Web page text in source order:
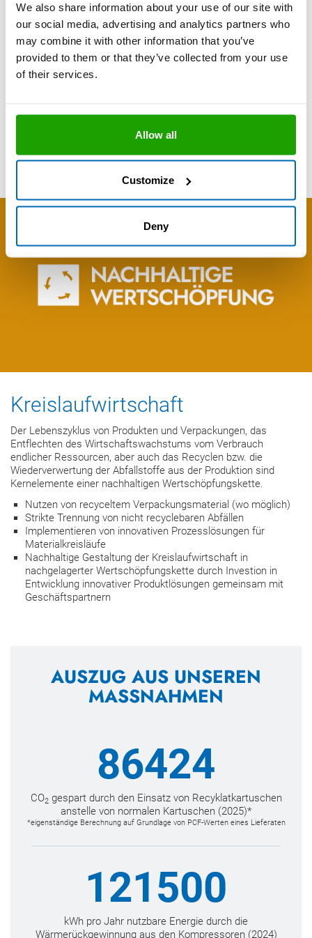
We also share information about your use of our site with
our social media, advertising and analytics partners who
may combine it with other information that you’ve
provided to them or that they’ve collected from your use
of their services.
Allow all
Customize
Deny
Entwicklung von Kunden-Lösungen für besondere
Aufgabenstellungen mit einer breiten Palette an
Spezialprodukten
Implementierung von nachhaltigen Entwicklungs- und
Produktionsprozessen sowie an Produkten
mit hohem Nachhaltigkeitsgrad
die Verarbeiter gewährleisten zu können
OTTO Produkte erfüllen hohen Anforderungen an den
Anwender, Händler, sowie an die (Wohn)-Gesundheit der
Kreislaufwirtschaft
Der Lebenszyklus von Produkten und Verpackungen, das
Entflechten des Wirtschaftswachstums vom Verbrauch
endlicher Ressourcen, aber auch das Recyclen bzw. die
Wiederverwertung der Abfallstoffe aus der Produktion sind
Kernelemente einer nachhaltigen Wertschöpfungskette.
Nutzen von recyceltem Verpackungsmaterial (wo möglich)
Strikte Trennung von nicht recyclebaren Abfällen
Implementieren von innovativen Prozesslösungen für
Materialkreisläufe
Nachhaltige Gestaltung der Kreislaufwirtschaft in
nachgelagerter Wertschöpfungskette durch Investion in
Entwicklung innovativer Produktlösungen gemeinsam mit
Geschäftspartnern
AUSZUG AUS UNSEREN
MASSNAHMEN
86424
CO2gespart durch den Einsatz von Recyklatkartuschen
anstelle von normalen Kartuschen (2025)*
*eigenständige Berechnung auf Grundlage von PCF-Werten eines Lieferaten
121500
kWh pro Jahr nutzbare Energie durch die
Wärmerückgewinnung aus den Kompressoren (2024)